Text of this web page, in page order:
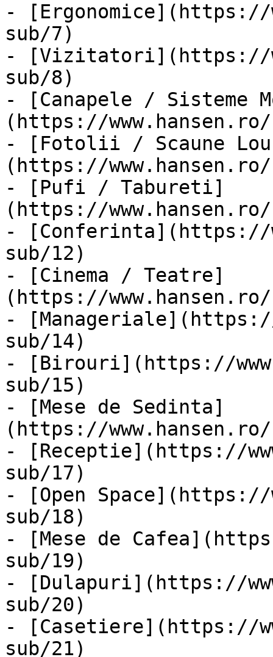
- [Ergonomice](https://
sub/7)
- [Vizitatori](https://
sub/8)
- [Canapele / Sisteme
(https://
- [Fotolii / Scaune
(https://
- [Pufi / Tabureti]
(https://
- [Conferinta](https://
sub/12)
- [Cinema / Teatre]
(https://
-
sub/14)
- [Birouri](https://
sub/15)
- [Mese de Sedinta]
(https://
- [Receptie](https://
sub/17)
- [Open Space](https://
sub/18)
- [Mese de
sub/19)
- [Dulapuri](https://
sub/20)
- [Casetiere](https://
sub/21)